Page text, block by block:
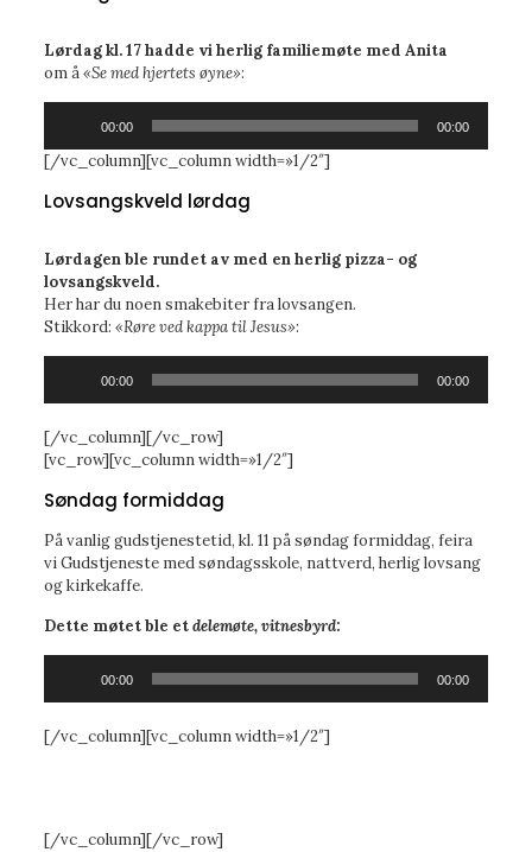
Lørdag kl. 17 hadde vi herlig familiemøte med Anita
om å«Se med hjertets øyne»:
00:00 00:00
[/vc_column][vc_column width=»1/2″]
Lovsangskveld lørdag
Lørdagen ble rundet av med en herlig pizza- og
lovsangskveld.
Her har du noen smakebiter fra lovsangen.
Stikkord: «Røre ved kappa til Jesus»:
00:00 00:00
[/vc_column][/vc_row]
[vc_row][vc_column width=»1/2″]
Søndag formiddag
På vanlig gudstjenestetid, kl. 11 på søndag formiddag, feira
vi Gudstjeneste med søndagsskole, nattverd, herlig lovsang
og kirkekaffe.
Dette møtet ble etdelemøte, vitnesbyrd:
00:00 00:00
[/vc_column][vc_column width=»1/2″]
[/vc_column][/vc_row]